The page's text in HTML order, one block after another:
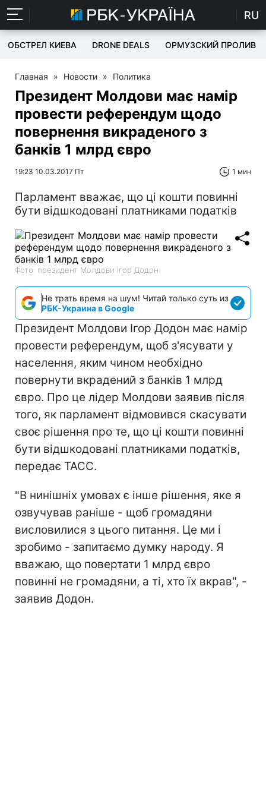
RU
ОБСТРЕЛ КИЕВА DRONE DEALS ОРМУЗСКИЙ ПРОЛИВ
Главная » Новости » Политика
Президент Молдови має намір
провести референдум щодо
повернення викраденого з
банків 1 млрд євро
19:23 10.03.2017 Пт 1 мин
Парламент вважає, що ці кошти повинні
бути відшкодовані платниками податків
Фото: президент Молдови Ігор Додон
Не трать время на шум! Читай только суть из
РБК-Украина в Google
Президент Молдови Ігор Додон має намір
провести референдум, щоб з'ясувати у
населення, яким чином необхідно
повернути вкрадений з банків 1 млрд
євро. Про це лідер Молдови заявив після
того, як парламент відмовився скасувати
своє рішення про те, що ці кошти повинні
бути відшкодовані платниками податків,
передає ТАСС.
"В нинішніх умовах є інше рішення, яке я
озвучував раніше - щоб громадяни
висловилися з цього питання. Це ми і
зробимо - запитаємо думку народу. Я
вважаю, що повертати 1 млрд євро
повинні не громадяни, а ті, хто їх вкрав", -
заявив Додон.